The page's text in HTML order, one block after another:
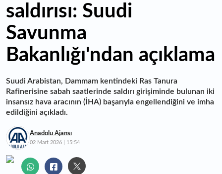
saldırısı: Suudi
Savunma
Bakanlığı'ndan açıklama
Suudi Arabistan, Dammam kentindeki Ras Tanura
Rafinerisine sabah saatlerinde saldırı girişiminde bulunan iki
insansız hava aracının (İHA) başarıyla engellendiğini ve imha
edildiğini açıkladı.
Anadolu Ajansı
02 Mart 2026 | 15:54